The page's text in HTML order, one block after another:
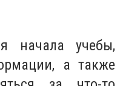
начала учебы,
а также